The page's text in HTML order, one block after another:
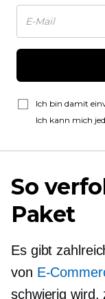
Ich bin damit
Ich kann mich
So
Paket
Es gibt
von E-
schwierig wird,